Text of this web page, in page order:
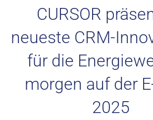
CURSOR
neueste CRM-
für die
morgen auf der
2025